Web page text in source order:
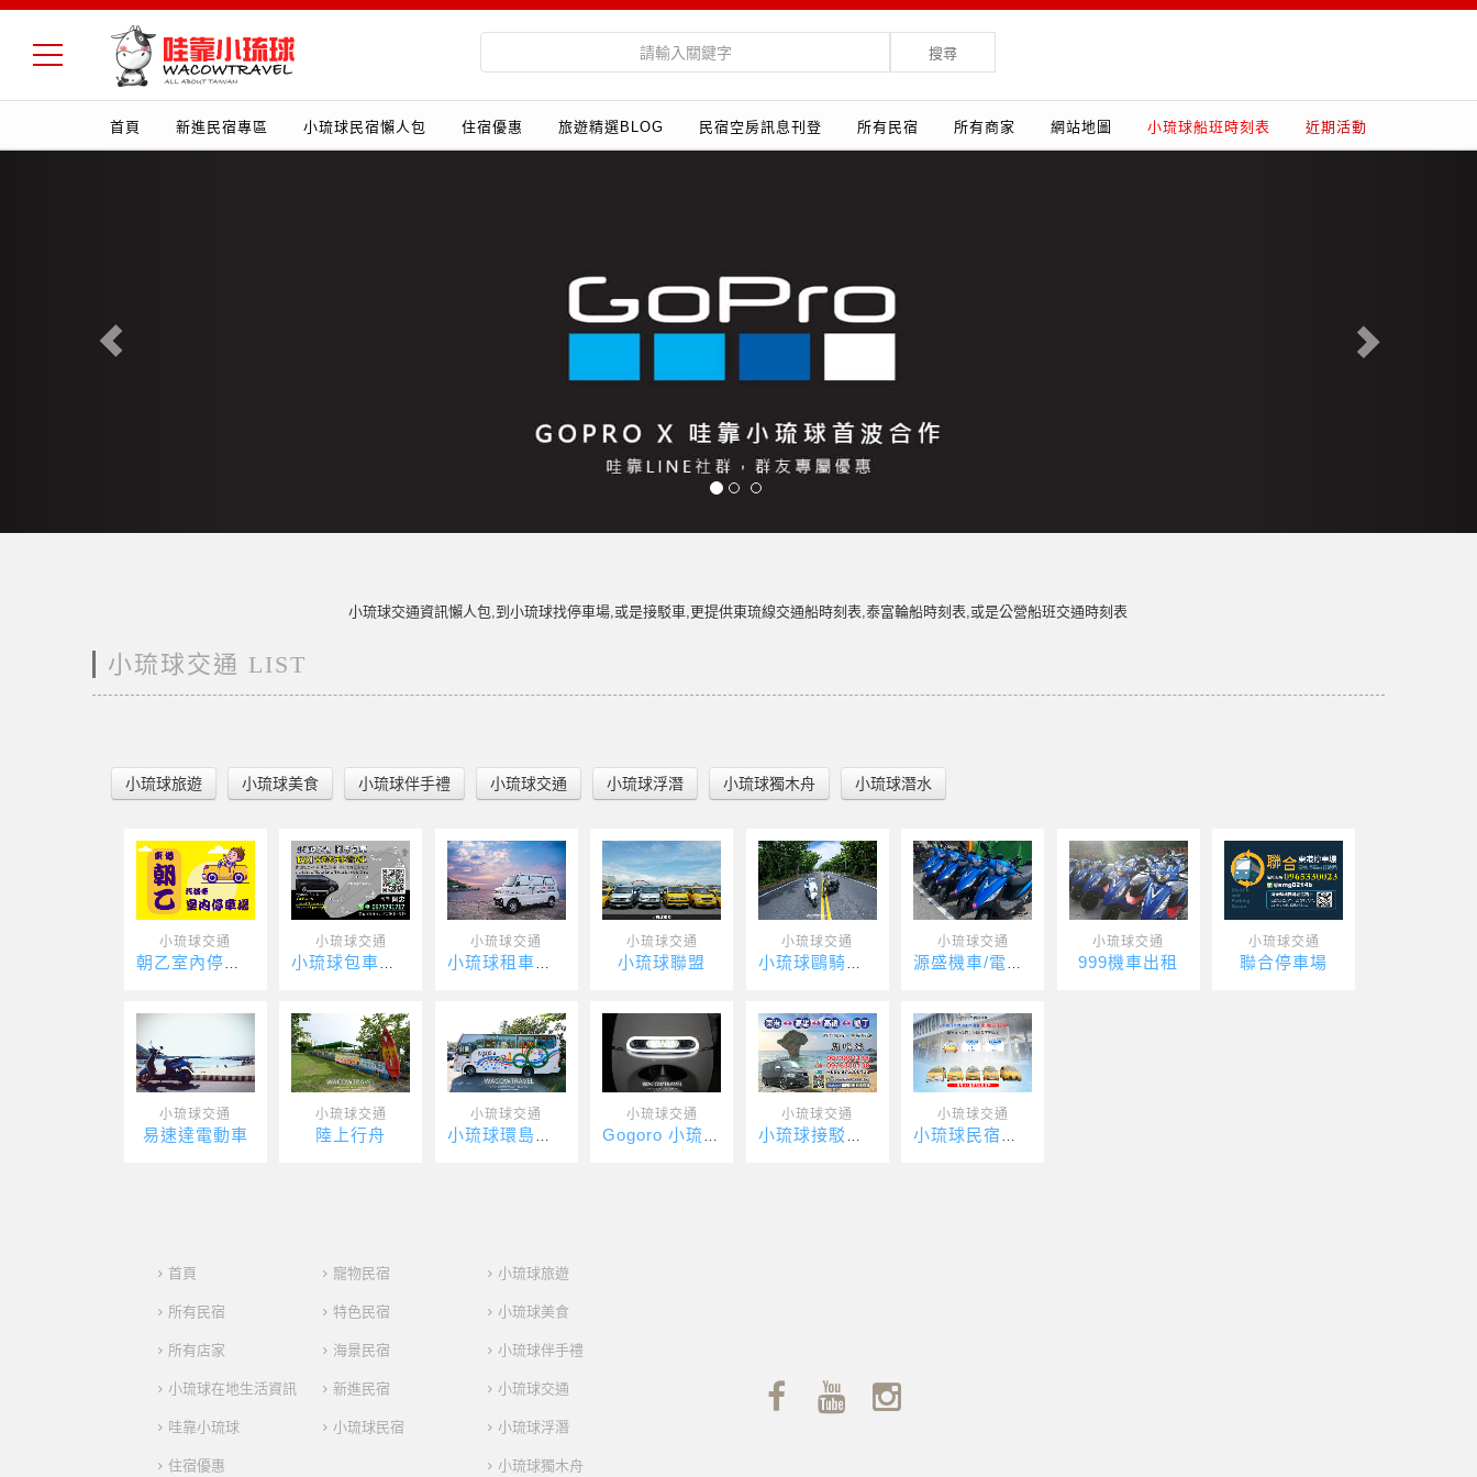
搜尋
首頁 新進民宿專區 小琉球民宿懶人包 住宿優惠 旅遊精選BLOG 民宿空房訊息刊登 所有民宿 所有商家 網站地圖 小琉球船班時刻表 近期活動
小琉球交通資訊懶人包,到小琉球找停車場,或是接駁車,更提供東琉線交通船時刻表,泰富輪船時刻表,或是公營船班交通時刻表
小琉球交通 LIST
小琉球旅遊 小琉球美食 小琉球伴手禮 小琉球交通 小琉球浮潛 小琉球獨木舟 小琉球潛水
小琉球交通
朝乙室內停車場
小琉球交通
小琉球包車服務阿忠包車
小琉球交通
小琉球租車推薦-速達海灣
小琉球交通
小琉球聯盟
小琉球交通
小琉球鷗騎娜娃電動車
小琉球交通
源盛機車/電動車出租
小琉球交通
999機車出租
小琉球交通
聯合停車場
小琉球交通
易速達電動車
小琉球交通
陸上行舟
小琉球交通
小琉球環島接駁車
小琉球交通
Gogoro 小琉球（尚美租車）
小琉球交通
小琉球接駁車-吉品瘋台灣
小琉球交通
小琉球民宿接駁車-東琉計程車
首頁
所有民宿
所有店家
小琉球在地生活資訊
哇靠小琉球
住宿優惠
寵物民宿
特色民宿
海景民宿
新進民宿
小琉球民宿
小琉球旅遊
小琉球美食
小琉球伴手禮
小琉球交通
小琉球浮潛
小琉球獨木舟